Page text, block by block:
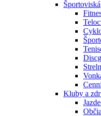
Športoviská
Kluby a